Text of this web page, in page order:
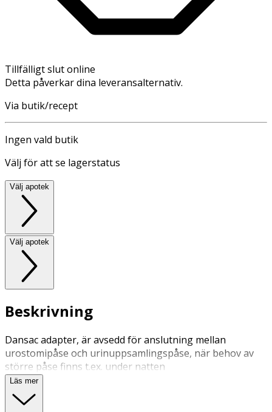
Tillfälligt slut online
Detta påverkar dina leveransalternativ.
Via butik/recept
Ingen vald butik
Välj för att se lagerstatus
Välj apotek
Välj apotek
Beskrivning
Dansac adapter, är avsedd för anslutning mellan
urostomipåse och urinuppsamlingspåse, när behov av
större påse finns t.ex. under natten
Läs mer